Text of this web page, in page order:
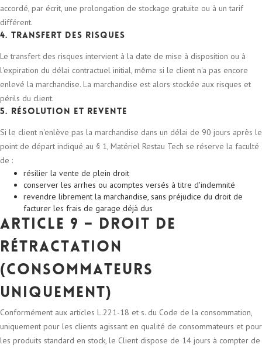
accordé, par écrit, une prolongation de stockage gratuite ou à un tarif
différent.
4. Transfert des risques
Le transfert des risques intervient à la date de mise à disposition ou à
l'expiration du délai contractuel initial, même si le client n'a pas encore
enlevé la marchandise. La marchandise est alors stockée aux risques et
périls du client.
5. Résolution et revente
Si le client n'enlève pas la marchandise dans un délai de 90 jours après le
point de départ indiqué au § 1, Matériel Restau Tech se réserve la faculté
de :
résilier la vente de plein droit
conserver les arrhes ou acomptes versés à titre d'indemnité
revendre librement la marchandise, sans préjudice du droit de
facturer les frais de garage déjà dus
Article 9 – Droit de
rétractation
(consommateurs
uniquement)
Conformément aux articles L.221-18 et s. du Code de la consommation,
uniquement pour les clients agissant en qualité de consommateurs et pour
les produits standard en stock, le Client dispose de 14 jours à compter de